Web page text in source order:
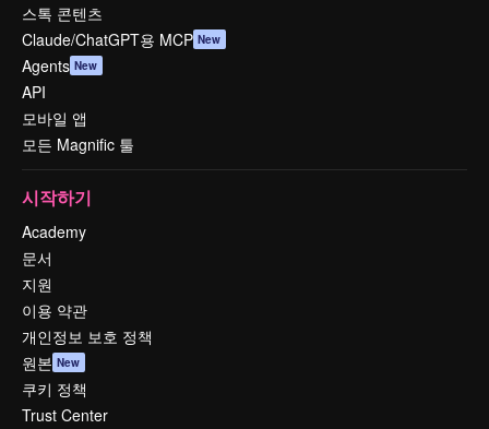
스톡 콘텐츠
Claude/ChatGPT용 MCP New
Agents New
API
모바일 앱
모든 Magnific 툴
시작하기
Academy
문서
지원
이용 약관
개인정보 보호 정책
원본 New
쿠키 정책
Trust Center